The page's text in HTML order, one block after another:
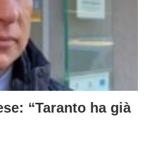
“Taranto ha già